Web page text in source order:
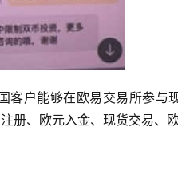
户能够在欧易交易所参与
册、欧元入金、现货交易、